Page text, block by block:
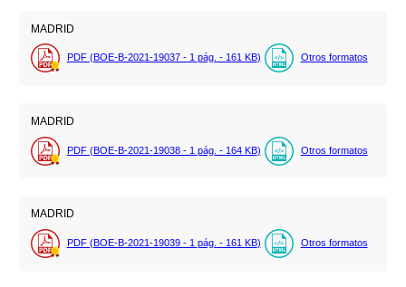
MADRID
PDF (BOE-B-2021-19037 - 1 pág. - 161 KB) Otros formatos
MADRID
PDF (BOE-B-2021-19038 - 1 pág. - 164 KB) Otros formatos
MADRID
PDF (BOE-B-2021-19039 - 1 pág. - 161 KB) Otros formatos